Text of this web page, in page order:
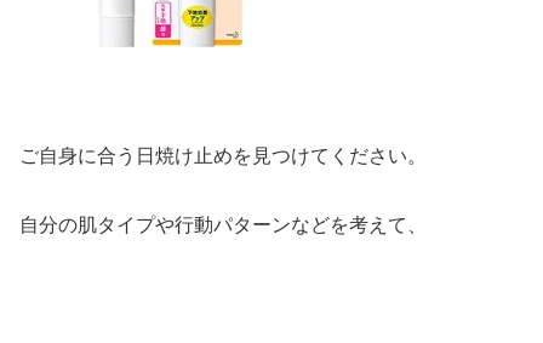
ご自身に合う日焼け止めを見つけてください。
自分の肌タイプや行動パターンなどを考えて、